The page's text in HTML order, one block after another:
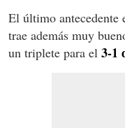
El último antecedente
trae además muy
un triplete para el 3-1